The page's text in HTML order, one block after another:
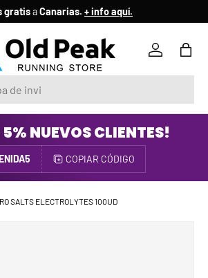
gratisaCanarias. + info aquí.
Iniciar
NUEVOS CLIENTES!
COPIAR CÓDIGO
SALTS ELECTROLYTES 100UD